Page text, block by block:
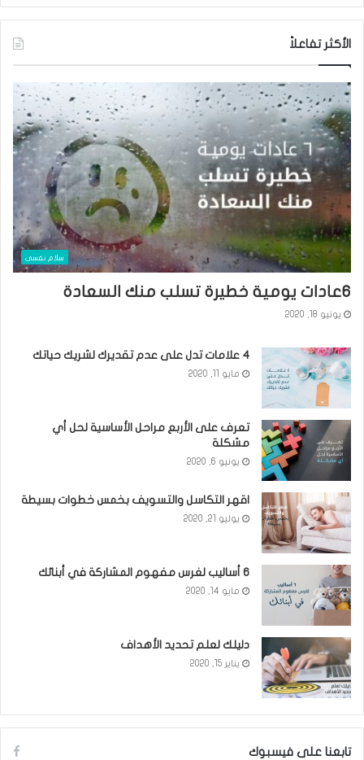
الأكثر تفاعلاً
سلام نفسى
٦عادات يومية خطيرة تسلب منك السعادة
يونيو 18, 2020
٤ علامات تدل على عدم تقديرك لشريك حياتك
مايو 11, 2020
تعرف على الأربع مراحل الأساسية لحل أي
مشكلة
يونيو 6, 2020
اقهر التكاسل والتسويف بخمس خطوات بسيطة
يوليو 21, 2020
6 أساليب لغرس مفهوم المشاركة في أبنائك
مايو 14, 2020
دليلك لعلم تحديد الأهداف
يناير 15, 2020
تابعنا على فيسبوك